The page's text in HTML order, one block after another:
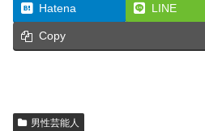
Hatena LINE
Copy
男性芸能人